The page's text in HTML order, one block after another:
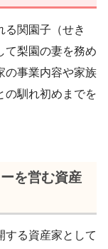
る関園子（せき
て梨園の妻を務め
の事業内容や家族
の馴れ初めまでを
を営む資産
する資産家として